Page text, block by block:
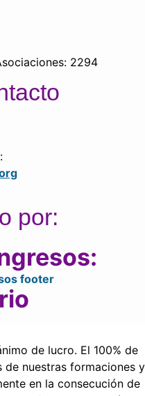
2294
por:
de lucro. El 100% de
de nuestras formaciones y
en la consecución de